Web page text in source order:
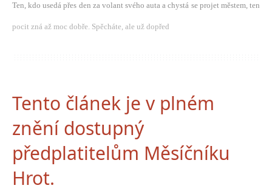
Ten, kdo usedá přes den za volant svého auta a chystá se projet městem, ten
pocit zná až moc dobře. Spěcháte, ale už dopřed
Tento článek je v plném
znění dostupný
předplatitelům Měsíčníku
Hrot.